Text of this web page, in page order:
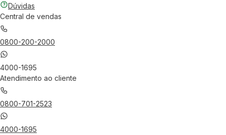
Dúvidas
Central de vendas
0800-200-2000
4000-1695
Atendimento ao cliente
0800-701-2523
4000-1695